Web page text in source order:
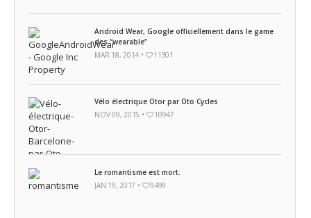
Android Wear, Google officiellement dans le game
des “wearable”
MAR 18, 2014 •
11301
Vélo électrique Otor par Oto Cycles
NOV 09, 2015 •
10947
Le romantisme est mort.
JAN 19, 2017 •
9499